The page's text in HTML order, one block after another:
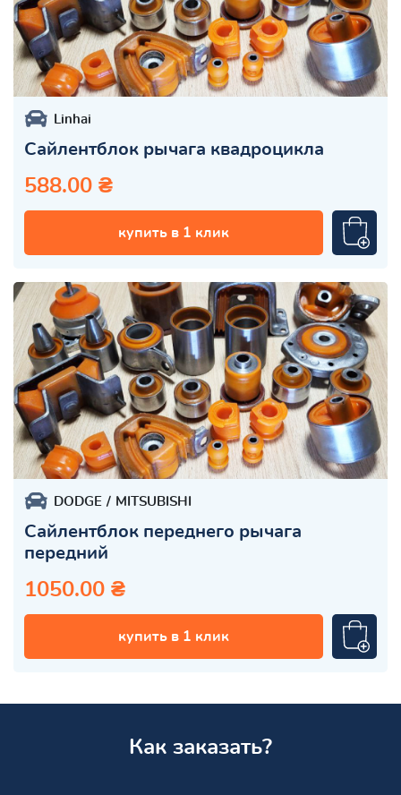
Linhai
Сайлентблок рычага квадроцикла
588.00 ₴
купить в 1 клик
DODGE MITSUBISHI
Сайлентблок переднего рычага
передний
1050.00 ₴
купить в 1 клик
Как заказать?